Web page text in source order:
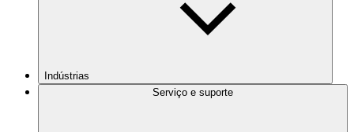
Indústrias
Serviço e suporte